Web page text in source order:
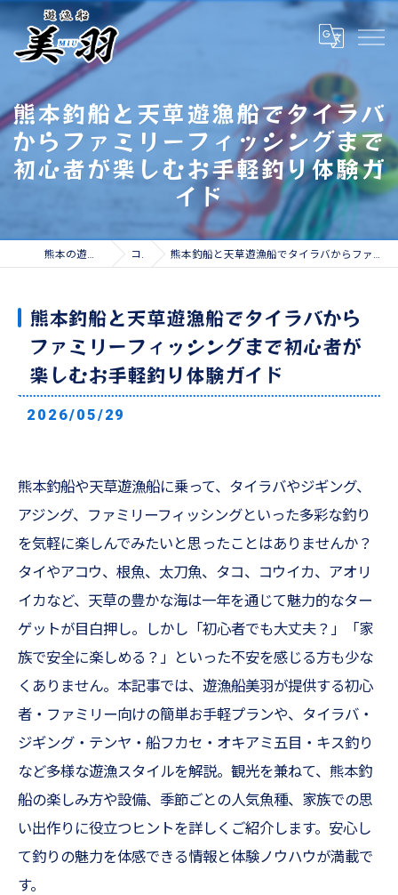
熊本釣船と天草遊漁船でタイラバ
からファミリーフィッシングまで
初心者が楽しむお手軽釣り体験ガ
イド
熊本の遊漁船なら遊漁船 美羽 コラム 熊本釣船と天草遊漁船でタイラバからファミリーフィッシングまで初心者が楽しむお手軽釣り体験ガイド
熊本釣船と天草遊漁船でタイラバから
ファミリーフィッシングまで初心者が
楽しむお手軽釣り体験ガイド
2026/05/29
熊本釣船や天草遊漁船に乗って、タイラバやジギング、
アジング、ファミリーフィッシングといった多彩な釣り
を気軽に楽しんでみたいと思ったことはありませんか？
タイやアコウ、根魚、太刀魚、タコ、コウイカ、アオリ
イカなど、天草の豊かな海は一年を通じて魅力的なター
ゲットが目白押し。しかし「初心者でも大丈夫？」「家
族で安全に楽しめる？」といった不安を感じる方も少な
くありません。本記事では、遊漁船美羽が提供する初心
者・ファミリー向けの簡単お手軽プランや、タイラバ・
ジギング・テンヤ・船フカセ・オキアミ五目・キス釣り
など多様な遊漁スタイルを解説。観光を兼ねて、熊本釣
船の楽しみ方や設備、季節ごとの人気魚種、家族での思
い出作りに役立つヒントを詳しくご紹介します。安心し
て釣りの魅力を体感できる情報と体験ノウハウが満載で
す。